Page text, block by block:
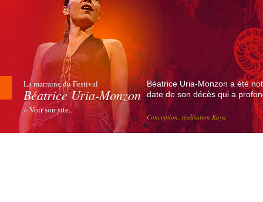
La marraine du Festival
Béatrice Uria-Monzon
» Voir son site...
Béatrice Uria-Monzon a été
date de son décès qui a
Conception, réalisation Kaya